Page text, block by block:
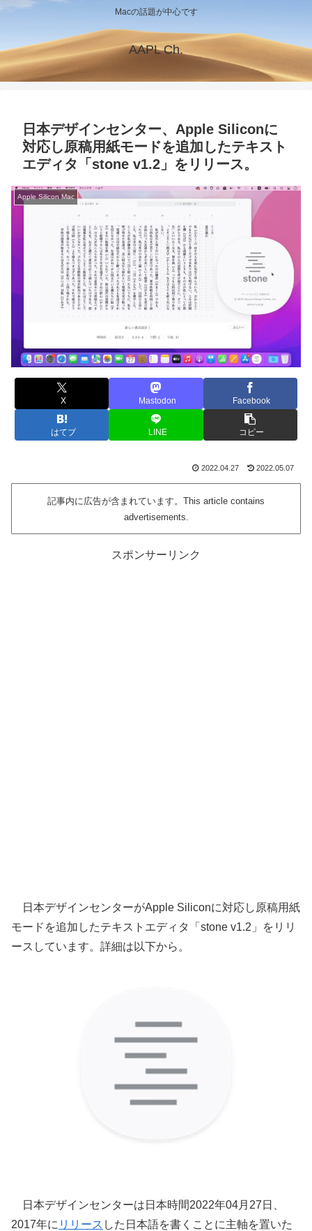
Macの話題が中心です
AAPL Ch.
日本デザインセンター、Apple Siliconに
対応し原稿用紙モードを追加したテキスト
エディタ「stone v1.2」をリリース。
Apple Silicon Mac
X Mastodon Facebook
はてブ LINE コピー
2022.04.27 2022.05.07
記事内に広告が含まれています。This article contains
advertisements.
スポンサーリンク
日本デザインセンターがApple Siliconに対応し原稿用紙
モードを追加したテキストエディタ「stone v1.2」をリリ
ースしています。詳細は以下から。
日本デザインセンターは日本時間2022年04月27日、
2017年に リリース した日本語を書くことに主軸を置いた